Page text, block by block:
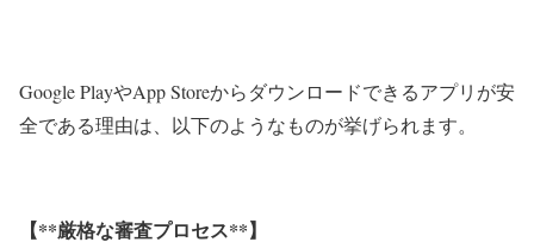
Google PlayやApp Storeからダウンロードできるアプリが安
全である理由は、以下のようなものが挙げられます。
【**厳格な審査プロセス**】